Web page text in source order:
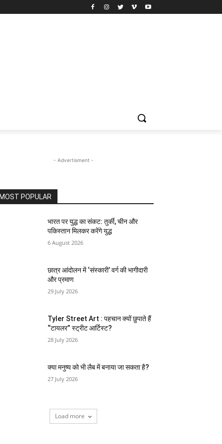
- Advertisment -
MOST POPULAR
भारत पर युद्ध का संकट: तुर्की, चीन और
पकिस्तान मिलकर करेंगे युद्ध
6 August 2026
छात्र आंदोलन में ‘संस्कारी’ वर्ग की भागीदारी
और प्रमाण
29 July 2026
Tyler Street Art : पहचान क्यों छुपाते हैं
“टायलर” स्ट्रीट आर्टिस्ट?
28 July 2026
क्या मनुष्य को भी लैब में बनाया जा सकता है?
27 July 2026
Load more